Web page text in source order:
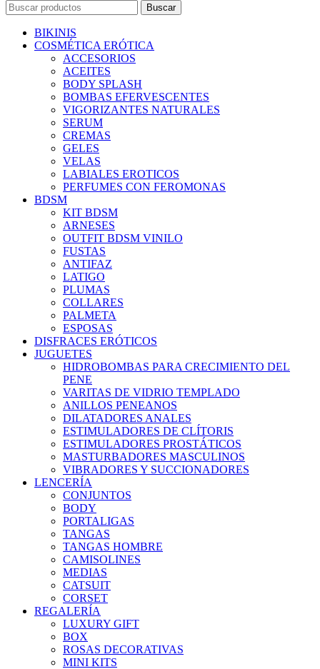
Buscar
BIKINIS
COSMÉTICA ERÓTICA
ACCESORIOS
ACEITES
BODY SPLASH
BOMBAS EFERVESCENTES
VIGORIZANTES NATURALES
SERUM
CREMAS
GELES
VELAS
LABIALES EROTICOS
PERFUMES CON FEROMONAS
BDSM
KIT BDSM
ARNESES
OUTFIT BDSM VINILO
FUSTAS
ANTIFAZ
LATIGO
PLUMAS
COLLARES
PALMETA
ESPOSAS
DISFRACES ERÓTICOS
JUGUETES
HIDROBOMBAS PARA CRECIMIENTO DEL
PENE
VARITAS DE VIDRIO TEMPLADO
ANILLOS PENEANOS
DILATADORES ANALES
ESTIMULADORES DE CLÍTORIS
ESTIMULADORES PROSTÁTICOS
MASTURBADORES MASCULINOS
VIBRADORES Y SUCCIONADORES
LENCERÍA
CONJUNTOS
BODY
PORTALIGAS
TANGAS
TANGAS HOMBRE
CAMISOLINES
MEDIAS
CATSUIT
CORSET
REGALERÍA
LUXURY GIFT
BOX
ROSAS DECORATIVAS
MINI KITS